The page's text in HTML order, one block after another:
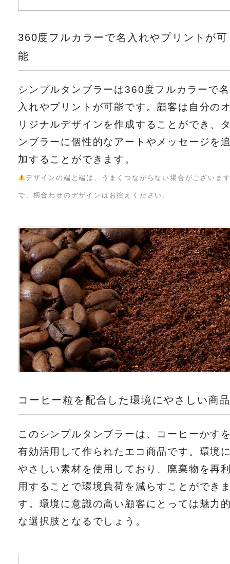
360度フルカラーで名入れやプリントが可
能
シンプルタンブラーは360度フルカラーで名
入れやプリントが可能です。顧客は自分の
リジナルデザインを作成することができ、
ンブラーに個性的なアートやメッセージを
加することができます。
デザインの端と端は、うまくつながらない場合がございま
で、柄合わせのデザインはお控えください。
コーヒー粒を配合した環境にやさしい商
このシンプルタンブラーは、コーヒーかす
有効活用して作られたエコ商品です。環境
やさしい素材を使用しており、廃棄物を再
用することで環境負荷を減らすことができ
す。環境に意識の高い顧客にとっては魅力
な選択肢となるでしょう。